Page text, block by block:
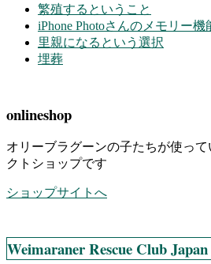
繁殖するということ
iPhone Photoさんのメモリー機
里親になるという選択
埋葬
onlineshop
オリーブラグーンの子たちが使っ
クトショップです
ショップサイトへ
Weimaraner Rescue Club Japan